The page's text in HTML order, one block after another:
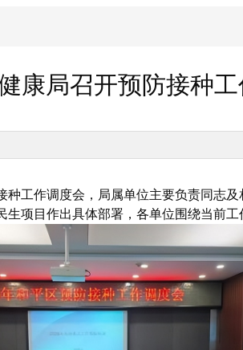
康局召开预防接种
工作调度会，局属单位主要负责同志
项目作出具体部署，各单位围绕当前工